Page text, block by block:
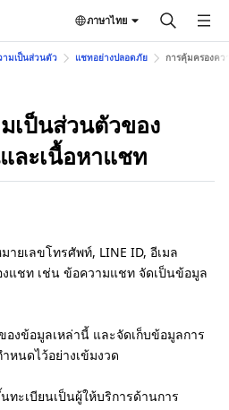
ภาษาไทย
มเป็นส่วนตัว แชทอย่างปลอดภัย การคุ้มครองคว
เป็นส่วนตัวของ
ละเนื้อหาแชท
ายเลขโทรศัพท์, LINE ID, อีเมล
แชท เช่น ข้อความแชท จัดเป็นข้อมูล
งข้อมูลเหล่านี้ และจัดเก็บข้อมูลการ
หนดไว้อย่างเข้มงวด
ทะเบียนเป็นผู้ให้บริการด้านการ